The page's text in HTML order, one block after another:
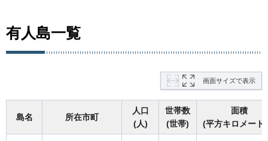
有人島一覧
画面サイズで表示
島名 所在市町
人口
(人)
世帯数
(世帯)
面積
(平方キロメート